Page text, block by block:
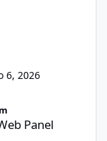
6, 2026
Panel